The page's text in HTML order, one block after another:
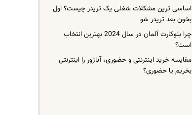
اساسی ترین مشکلات شغلی یک تریدر چیست؟ اول
بخون بعد تریدر شو
چرا بلوکارت آلمان در سال 2024 بهترین انتخاب
است؟
مقایسه خرید اینترنتی و حضوری، آباژور را اینترنتی
بخریم یا حضوری؟